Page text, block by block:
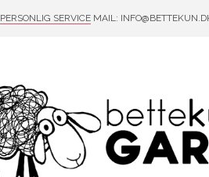
PERSONLIG SERVICEMAIL: